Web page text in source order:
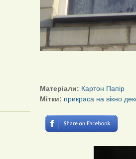
Матеріали: Картон Папір
Мітки: прикраса на вікно